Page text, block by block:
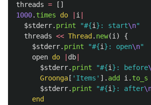
threads =
[]
1000. times do i
$stderr. print "#{i } : start\n"
threads << Thread . new(i )
{
$stderr. print "#{i } : open\n"
open do db
$stderr. print "#{i } : before
Groonga [ 'Items' ]. add i . to_s
$stderr. print "#{i } : after
end